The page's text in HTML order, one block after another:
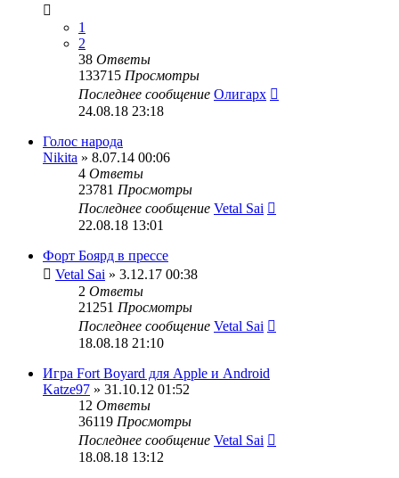
1
2
38 Ответы
133715 Просмотры
Последнее сообщение Олигарх
24.08.18 23:18
Голос народа
Nikita » 8.07.14 00:06
4 Ответы
23781 Просмотры
Последнее сообщение Vetal Sai
22.08.18 13:01
Форт Боярд в прессе
Vetal Sai » 3.12.17 00:38
2 Ответы
21251 Просмотры
Последнее сообщение Vetal Sai
18.08.18 21:10
Игра Fort Boyard для Apple и Android
Katze97 » 31.10.12 01:52
12 Ответы
36119 Просмотры
Последнее сообщение Vetal Sai
18.08.18 13:12